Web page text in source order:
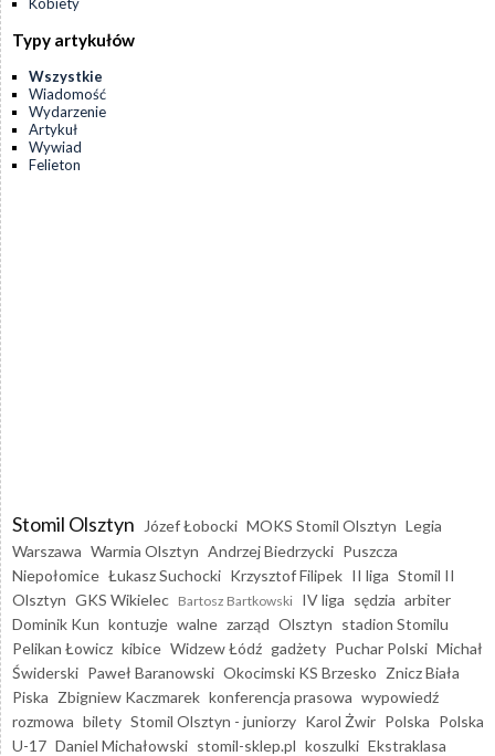
Kobiety
Typy artykułów
Wszystkie
Wiadomość
Wydarzenie
Artykuł
Wywiad
Felieton
Stomil Olsztyn Józef Łobocki MOKS Stomil Olsztyn Legia
Warszawa Warmia Olsztyn Andrzej Biedrzycki Puszcza
Niepołomice Łukasz Suchocki Krzysztof Filipek II liga Stomil II
Olsztyn GKS Wikielec Bartosz Bartkowski IV liga sędzia arbiter
Dominik Kun kontuzje walne zarząd Olsztyn stadion Stomilu
Pelikan Łowicz kibice Widzew Łódź gadżety Puchar Polski Michał
Świderski Paweł Baranowski Okocimski KS Brzesko Znicz Biała
Piska Zbigniew Kaczmarek konferencja prasowa wypowiedź
rozmowa bilety Stomil Olsztyn - juniorzy Karol Żwir Polska Polska
U-17 Daniel Michałowski stomil-sklep.pl koszulki Ekstraklasa